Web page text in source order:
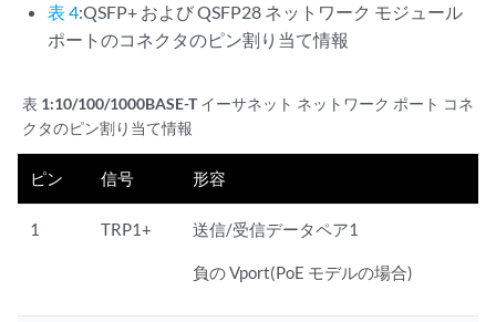
表 4:QSFP+ および QSFP28 ネットワーク モジュール
ポートのコネクタのピン割り当て情報
表 1:10/100/1000BASE-T イーサネット ネットワーク ポート コネ
クタのピン割り当て情報
ピン 信号 形容
1 TRP1+ 送信/受信データペア1
負の Vport(PoE モデルの場合)